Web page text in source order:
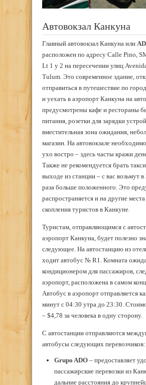
Автовокзал Канкуна
Главный автовокзал Канкуна или
расположен по адресу Calle Pino,
Lt 1 y 2 на пересечении улиц
Tulum. Это современное здание,
отправиться в путешествие по
и уехать в аэропорт Канкуна на
предусмотрены кафе и рестораны
питания, розетки для зарядки
вместительная зона ожидания,
магазин. На автовокзале
ухо востро – здесь часты кражи
Также не рекомендуется брать
выходе из станции – с вас возьмут в
раза больше положенного. Это
распространяется и на другие
скопления туристов в Канкуне.
Туристам, отправляющимся с
аэропорт Канкуна, будет полезно
следующее. На автостанцию из
ходит автобус № R1. Комната
кондиционером для пассажиров,
аэропорт, расположена в самом
Автобус в аэропорт отправляется
минут с 04:30 утра до 23:30.
– $4,78 за человека в одну сторону.
С автостанции отправляются
автобусы следующих перевозчиков:
Grupo ADO– предоставляет
пассажирские перевозки из
дальние расстояния до